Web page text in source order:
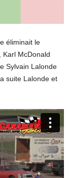
éliminait le
Karl McDonald
Sylvain Lalonde
suite Lalonde et